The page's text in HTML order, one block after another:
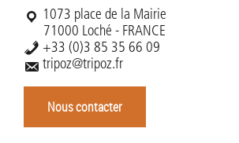
1073 place de la Mairie
71000 Loché - FRANCE
+33 (0)3 85 35 66 09
tripoz@tripoz.fr
Nous contacter